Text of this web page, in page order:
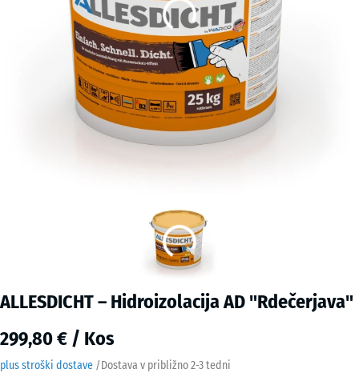
ALLESDICHT – Hidroizolacija AD "Rdečerjava"
299,80 € / Kos
plus stroški dostave /Dostava v približno2-3 tedni